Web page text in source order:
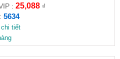
: 25,088₫
5634
tiết